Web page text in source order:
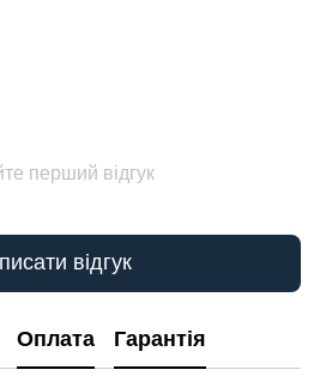
перший відгук
відгук
Оплата Гарантія